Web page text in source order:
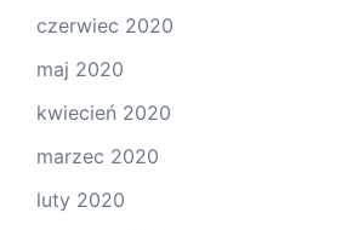
czerwiec 2020
maj 2020
kwiecień 2020
marzec 2020
luty 2020